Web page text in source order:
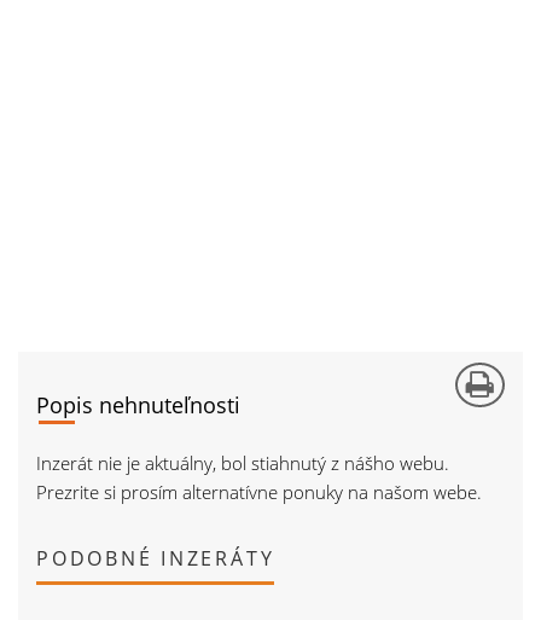
Popis nehnuteľnosti
Inzerát nie je aktuálny, bol stiahnutý z nášho webu.
Prezrite si prosím alternatívne ponuky na našom webe.
PODOBNÉ INZERÁTY